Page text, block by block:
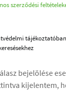
szerződési
bejelölése
kijelentem,